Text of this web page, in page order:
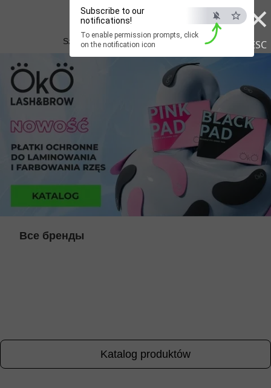
×
ESC
Subscribe to our
notifications!
To enable permission prompts, click
on the notification icon
Beauty Hunter
Szybka dostawa do Polski już od 3 dni
Все бренды
Katalog produktów